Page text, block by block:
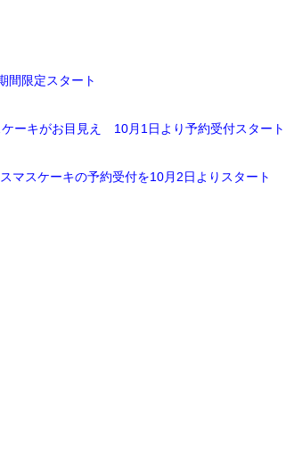
間限定スタート
ーキがお目見え 10月1日より予約受付スタート
スケーキの予約受付を10月2日よりスタート